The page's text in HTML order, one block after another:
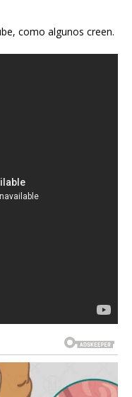
como algunos creen.